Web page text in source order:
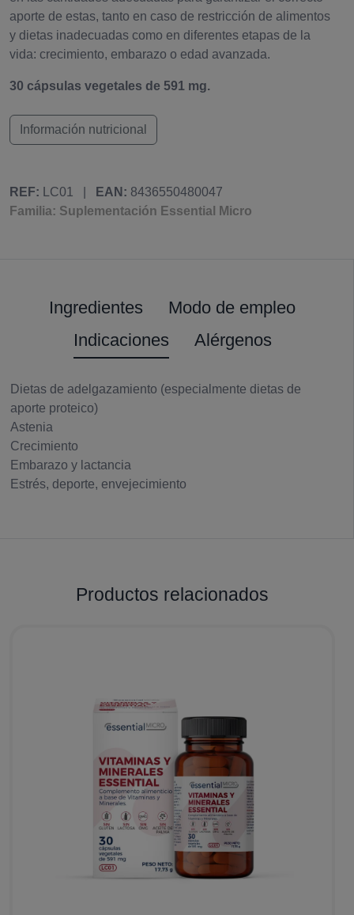
aporte de estas, tanto en caso de restricción de alimentos
y dietas inadecuadas como en diferentes etapas de la
vida: crecimiento, embarazo o edad avanzada.
30 cápsulas vegetales de 591 mg.
Información nutricional
REF: LC01 EAN: 8436550480047
Familia: Suplementación Essential Micro
Ingredientes
Modo de empleo
Indicaciones
Alérgenos
Dietas de adelgazamiento (especialmente dietas de
aporte proteico)
Astenia
Crecimiento
Embarazo y lactancia
Estrés, deporte, envejecimiento
Productos relacionados